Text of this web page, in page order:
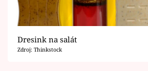
Dresink na salát
Zdroj: Thinkstock